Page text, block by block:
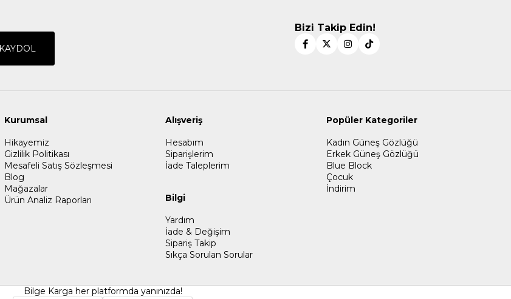
KAYDOL
Bizi Takip Edin!
Kurumsal
Hikayemiz
Gizlilik Politikası
Mesafeli Satış Sözleşmesi
Blog
Mağazalar
Ürün Analiz Raporları
Alışveriş
Hesabım
Siparişlerim
İade Taleplerim
Bilgi
Yardım
İade & Değişim
Sipariş Takip
Sıkça Sorulan Sorular
Popüler Kategoriler
Kadın Güneş Gözlüğü
Erkek Güneş Gözlüğü
Blue Block
Çocuk
İndirim
Bilge Karga her platformda yanınızda!